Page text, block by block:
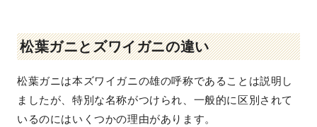
松葉ガニとズワイガニの違い
松葉ガニは本ズワイガニの雄の呼称であることは説明し
ましたが、特別な名称がつけられ、一般的に区別されて
いるのにはいくつかの理由があります。